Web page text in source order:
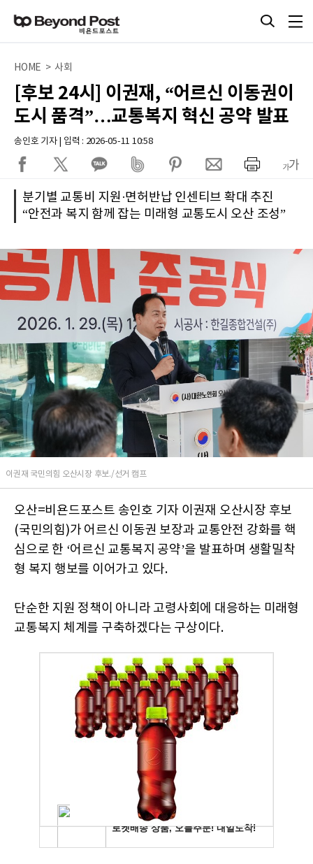
HOME > 사회
[후보 24시] 이권재, “어르신 이동권이
도시 품격”…교통복지 혁신 공약 발표
송인호 기자 | 입력 : 2026-05-11 10:58
분기별 교통비 지원·면허반납 인센티브 확대 추진
“안전과 복지 함께 잡는 미래형 교통도시 오산 조성”
이권재 국민의힘 오산시장 후보./선거 캠프
오산=비욘드포스트 송인호 기자 이권재 오산시장 후보
(국민의힘)가 어르신 이동권 보장과 교통안전 강화를 핵
심으로 한 ‘어르신 교통복지 공약’을 발표하며 생활밀착
형 복지 행보를 이어가고 있다.
단순한 지원 정책이 아니라 고령사회에 대응하는 미래형
교통복지 체계를 구축하겠다는 구상이다.